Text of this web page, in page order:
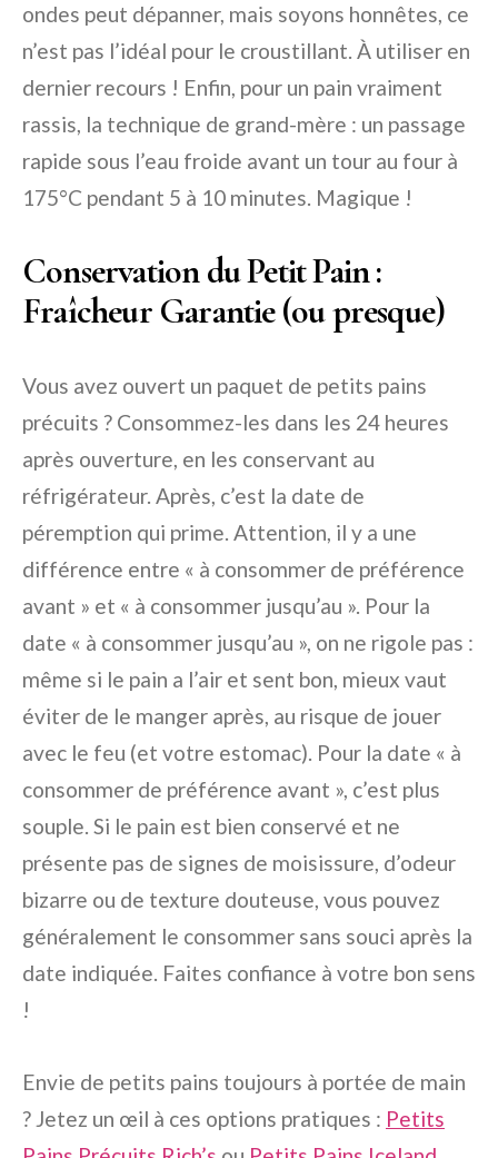
ondes peut dépanner, mais soyons honnêtes, ce
n’est pas l’idéal pour le croustillant. À utiliser en
dernier recours ! Enfin, pour un pain vraiment
rassis, la technique de grand-mère : un passage
rapide sous l’eau froide avant un tour au four à
175°C pendant 5 à 10 minutes. Magique !
Conservation du Petit Pain :
Fraîcheur Garantie (ou presque)
Vous avez ouvert un paquet de petits pains
précuits ? Consommez-les dans les 24 heures
après ouverture, en les conservant au
réfrigérateur. Après, c’est la date de
péremption qui prime. Attention, il y a une
différence entre « à consommer de préférence
avant » et « à consommer jusqu’au ». Pour la
date « à consommer jusqu’au », on ne rigole pas :
même si le pain a l’air et sent bon, mieux vaut
éviter de le manger après, au risque de jouer
avec le feu (et votre estomac). Pour la date « à
consommer de préférence avant », c’est plus
souple. Si le pain est bien conservé et ne
présente pas de signes de moisissure, d’odeur
bizarre ou de texture douteuse, vous pouvez
généralement le consommer sans souci après la
date indiquée. Faites confiance à votre bon sens
!
Envie de petits pains toujours à portée de main
? Jetez un œil à ces options pratiques : Petits